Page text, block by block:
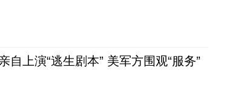
自上演“逃生剧本” 美军方围观“服务”